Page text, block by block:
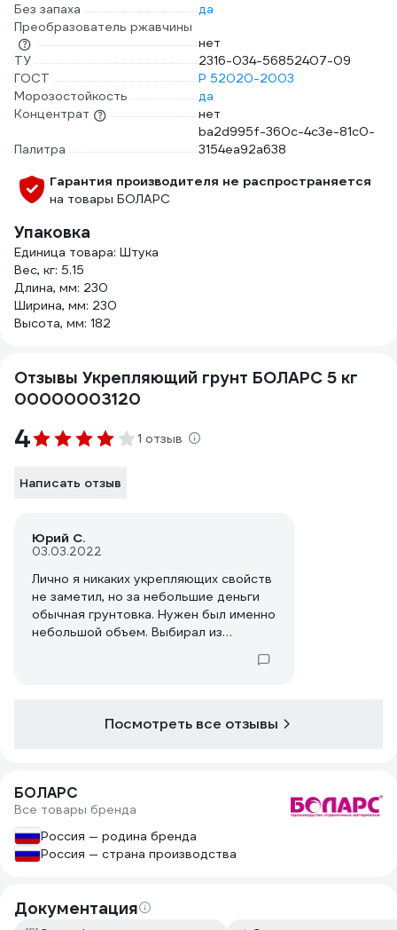
Без запаха
да
Преобразователь ржавчины
нет
ТУ
2316-034-56852407-09
ГОСТ
Р 52020-2003
Морозостойкость
да
Концентрат
нет
Палитра
ba2d995f-360c-4c3e-81c0-
3154ea92a638
Гарантия производителя не распространяется
на товары БОЛАРС
Упаковка
Единица товара: Штука
Вес, кг: 5.15
Длина, мм: 230
Ширина, мм: 230
Высота, мм: 182
Отзывы Укрепляющий грунт БОЛАРС 5 кг
00000003120
4 1 отзыв
Написать отзыв
Юрий С.
03.03.2022
Лично я никаких укрепляющих свойств
не заметил, но за небольшие деньги
обычная грунтовка. Нужен был именно
небольшой объем. Выбирал из
что нет резкого неприятного запаха.
Посмотреть все отзывы
БОЛАРС
Все товары бренда
Россия — родина бренда
Россия — страна производства
Документация